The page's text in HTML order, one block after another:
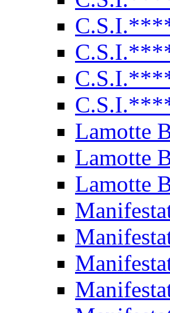
Lamotte
Lamotte
Lamotte